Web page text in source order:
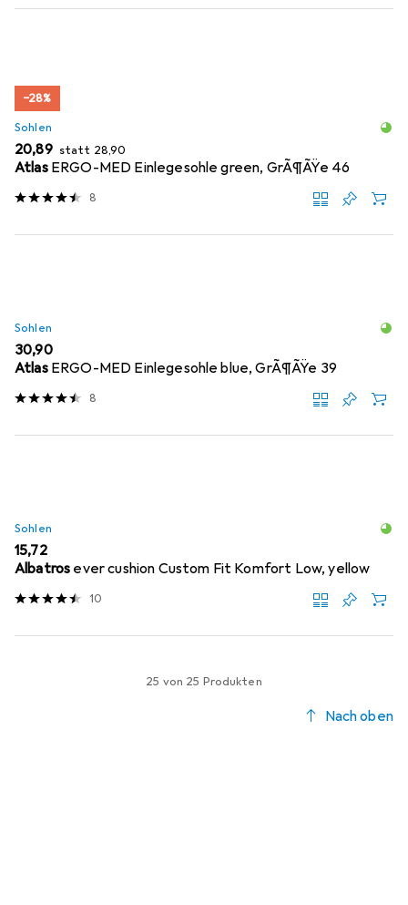
−28%
Sohlen
EUR
20,89 statt EUR
28,90
Atlas ERGO-MED Einlegesohle green, GrÃ¶ÃŸe 46
8
Sohlen
EUR
30,90
Atlas ERGO-MED Einlegesohle blue, GrÃ¶ÃŸe 39
8
Sohlen
EUR
15,72
Albatros ever cushion Custom Fit Komfort Low, yellow
10
25 von 25 Produkten
Nach oben